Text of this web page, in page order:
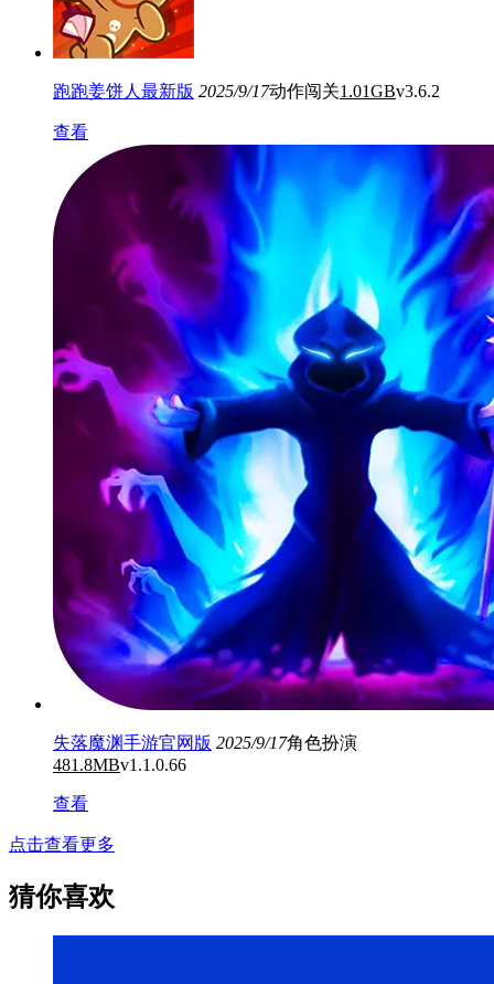
跑跑姜饼人最新版 2025/9/17动作闯关1.01GBv3.6.2
查看
失落魔渊手游官网版 2025/9/17角色扮演
481.8MBv1.1.0.66
查看
点击查看更多
猜你喜欢